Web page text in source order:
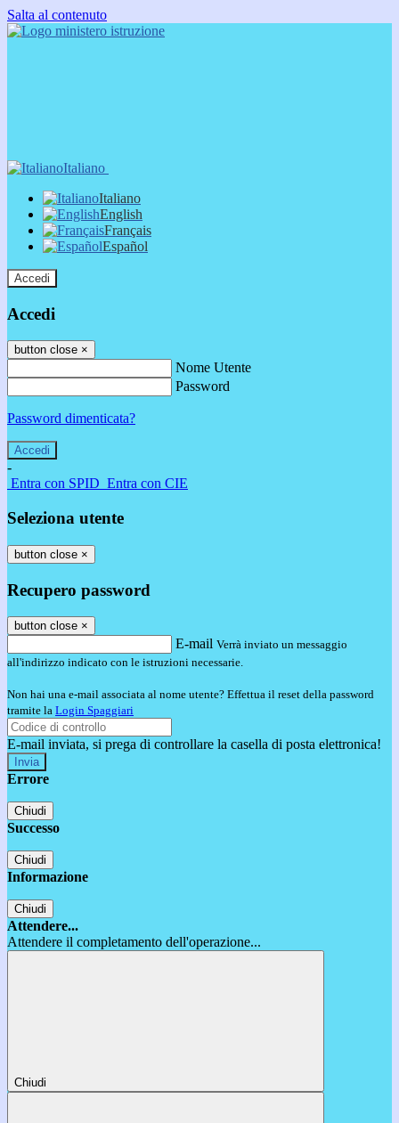
Salta al contenuto
Italiano
Italiano
English
Français
Español
Accedi
Accedi
button close ×
Nome Utente
Password
Password dimenticata?
-
Entra con SPID Entra con CIE
Seleziona utente
button close ×
Recupero password
button close ×
E-mail Verrà inviato un messaggio
all'indirizzo indicato con le istruzioni necessarie.
Non hai una e-mail associata al nome utente? Effettua il reset della password
tramite la Login Spaggiari
E-mail inviata, si prega di controllare la casella di posta elettronica!
Errore
Chiudi
Successo
Chiudi
Informazione
Chiudi
Attendere...
Attendere il completamento dell'operazione...
Chiudi